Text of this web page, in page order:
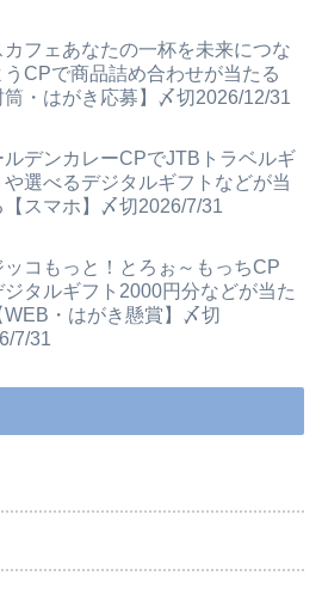
カフェあなたの一杯を未来につな
うCPで商品詰め合わせが当たる
筒・はがき応募】〆切2026/12/31
ルデンカレーCPでJTBトラベルギ
や選べるデジタルギフトなどが当
【スマホ】〆切2026/7/31
ッコもっと！とろぉ～もっちCP
ジタルギフト2000円分などが当た
WEB・はがき懸賞】〆切
7/31